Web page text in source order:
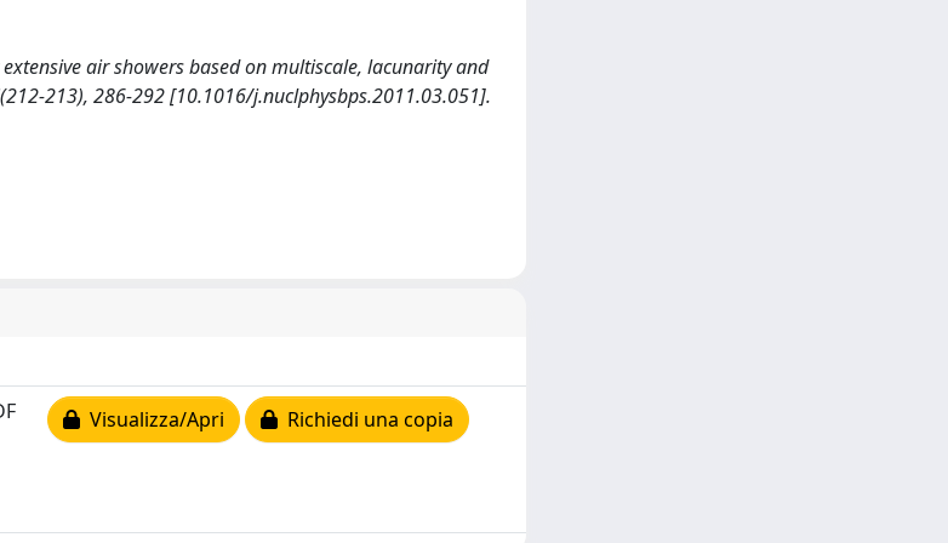
air showers based on multiscale, lacunarity and
213), 286-292 [10.1016/j.nuclphysbps.2011.03.051].
Visualizza/Apri Richiedi una copia